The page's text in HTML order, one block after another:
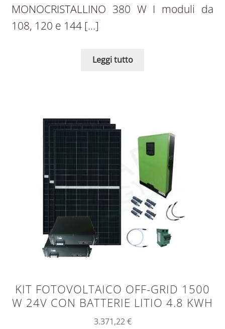
MONOCRISTALLINO 380 W I moduli da
108, 120 e 144 […]
Leggi tutto
KIT FOTOVOLTAICO OFF-GRID 1500
W 24V CON BATTERIE LITIO 4.8 KWH
3.371,22€